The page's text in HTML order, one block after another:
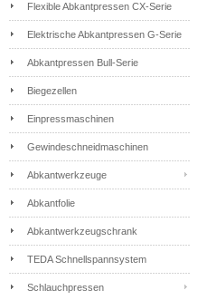
Flexible Abkantpressen CX-Serie
Elektrische Abkantpressen G-Serie
Abkantpressen Bull-Serie
Biegezellen
Einpressmaschinen
Gewindeschneidmaschinen
Abkantwerkzeuge
Abkantfolie
Abkantwerkzeugschrank
TEDA Schnellspannsystem
Schlauchpressen